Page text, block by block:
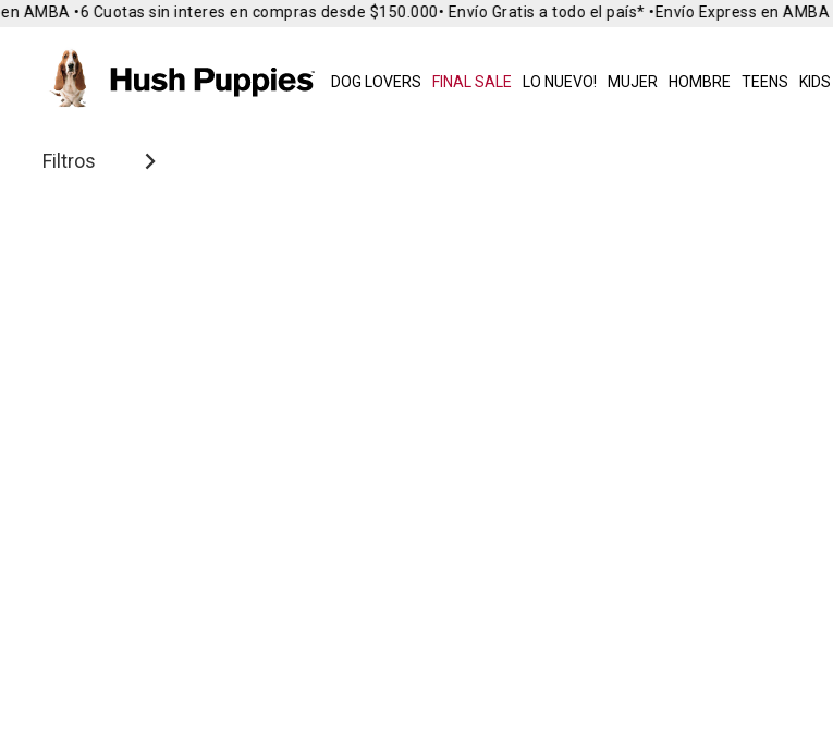
DOG LOVERS FINAL SALE LO NUEVO! MUJER HOMBRE TEENS KIDS
AMBA • 6 Cuotas sin interes en compras desde $150.000• Envío Gratis a todo el país* •Envío Express en AMBA •
Filtros